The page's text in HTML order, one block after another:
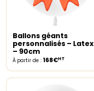
Select options
Ballons géants
personnalisés – Latex
– 90cm
À partir de : 168€HT